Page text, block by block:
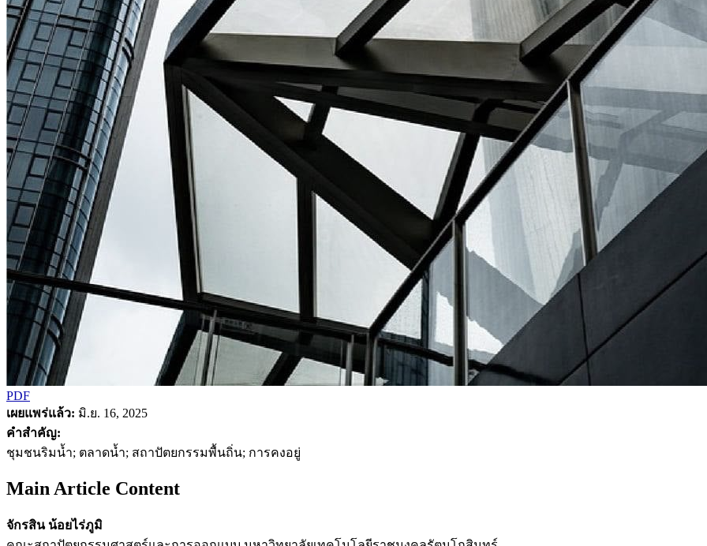
PDF
เผยแพร่แล้ว: มิ.ย. 16, 2025
คำสำคัญ:
ชุมชนริมน้ำ; ตลาดน้ำ; สถาปัตยกรรมพื้นถิ่น; การคงอยู่
Main Article Content
จักรสิน น้อยไร่ภูมิ